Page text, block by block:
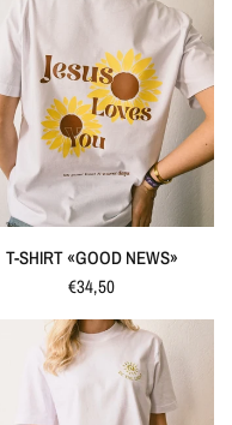
SCHNELLANSICHT
T-SHIRT «GOOD NEWS»
€34,50